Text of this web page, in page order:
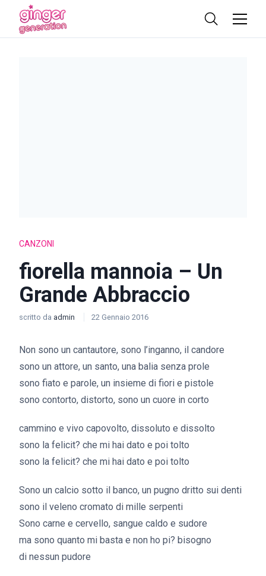
CANZONI
fiorella mannoia – Un
Grande Abbraccio
scritto da admin 22 Gennaio 2016
Non sono un cantautore, sono l’inganno, il candore
sono un attore, un santo, una balia senza prole
sono fiato e parole, un insieme di fiori e pistole
sono contorto, distorto, sono un cuore in corto
cammino e vivo capovolto, dissoluto e dissolto
sono la felicit? che mi hai dato e poi tolto
sono la felicit? che mi hai dato e poi tolto
Sono un calcio sotto il banco, un pugno dritto sui denti
sono il veleno cromato di mille serpenti
Sono carne e cervello, sangue caldo e sudore
ma sono quanto mi basta e non ho pi? bisogno
di nessun pudore